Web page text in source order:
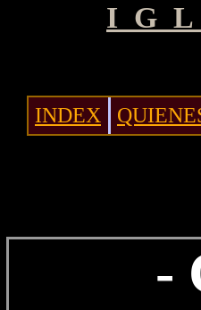
I G
INDEX
-